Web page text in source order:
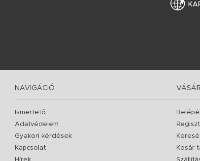
NAVIGÁCIÓ
Ismertető
Adatvédelem
Gyakori kérdések
Kapcsolat
Kosár